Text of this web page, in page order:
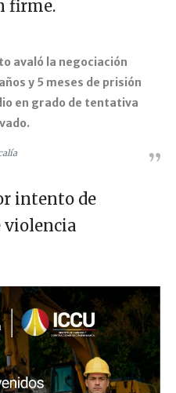
firme.
avaló la negociación
y 5 meses de prisión
en grado de tentativa
intento de
violencia